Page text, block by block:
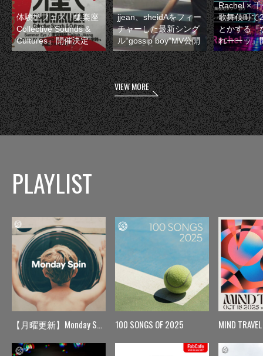
体験型フェス『集楽座
Collective Sounds &
Cultures』開催決定
jjean、sheidAをフィー
チャーした最新シング
ル“gossip boy”MV公開
Rachel ×
歌舞伎町で
とかする『
れーーッ』
VIEW MORE
PLAYLIST
【月曜更新】Monday Spin 100 SONGS OF 2025 MIND TRAVEL